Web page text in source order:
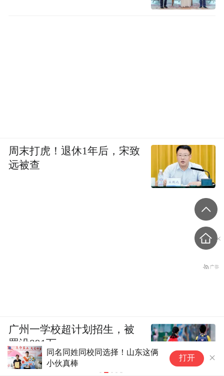
同名同姓同校同选择！山东这俩
小伙真棒
打开
周末打虎！退休1年后，宋致
远被查
广州一学校超计划招生，被
罚没891万